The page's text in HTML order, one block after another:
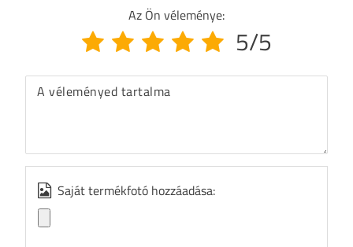
Az Ön véleménye:
5/5
A véleményed tartalma
Saját termékfotó hozzáadása: